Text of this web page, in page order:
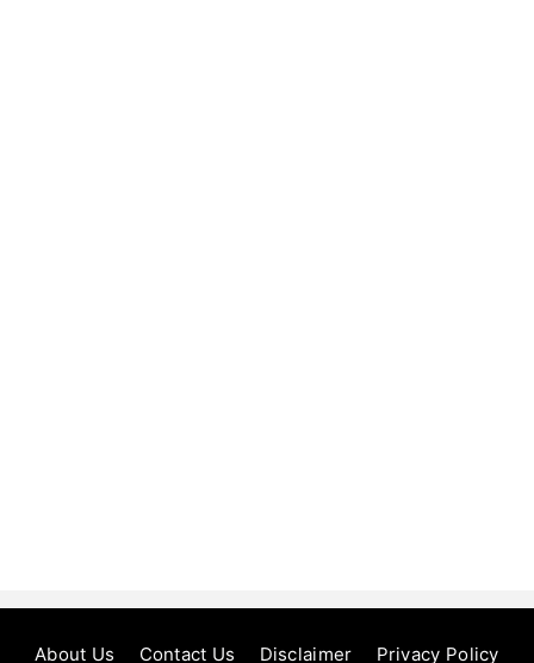
About Us Contact Us Disclaimer Privacy Policy